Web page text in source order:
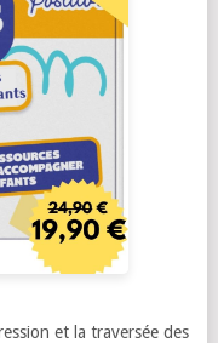
et la traversée des